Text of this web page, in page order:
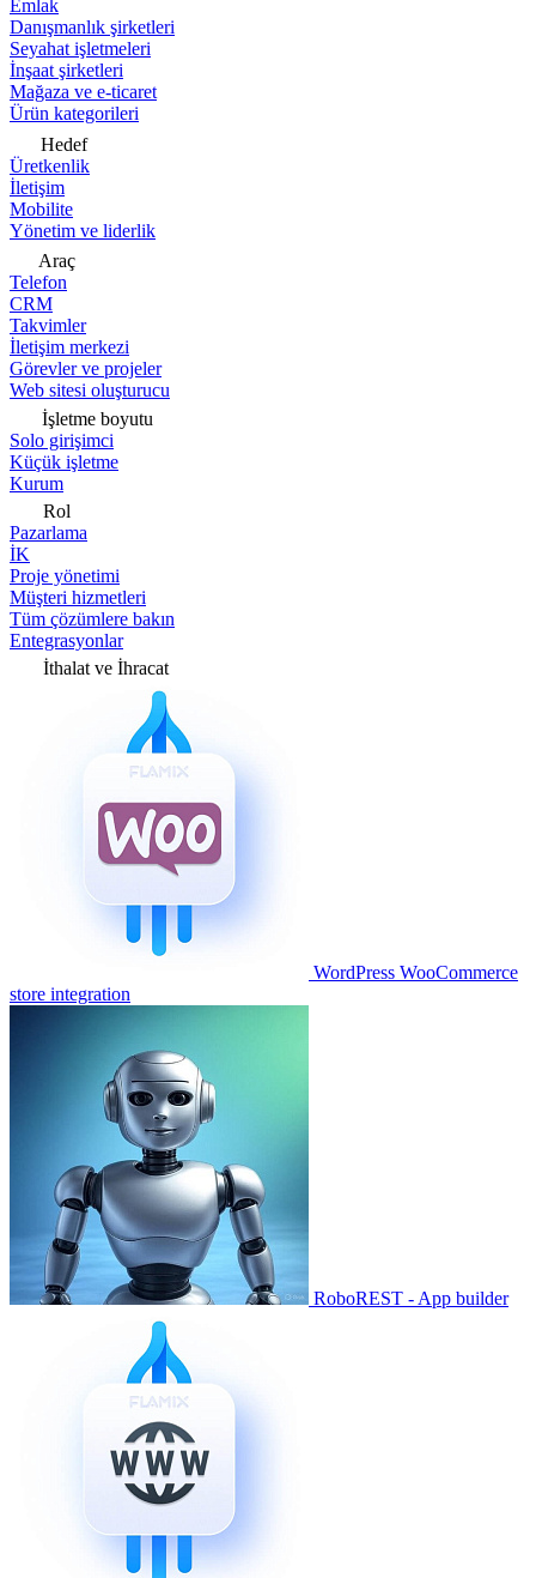
Emlak
Danışmanlık şirketleri
Seyahat işletmeleri
İnşaat şirketleri
Mağaza ve e-ticaret
Ürün kategorileri
Hedef
Üretkenlik
İletişim
Mobilite
Yönetim ve liderlik
Araç
Telefon
CRM
Takvimler
İletişim merkezi
Görevler ve projeler
Web sitesi oluşturucu
İşletme boyutu
Solo girişimci
Küçük işletme
Kurum
Rol
Pazarlama
İK
Proje yönetimi
Müşteri hizmetleri
Tüm çözümlere bakın
Entegrasyonlar
İthalat ve İhracat
WordPress WooCommerce
store integration
RoboREST - App builder